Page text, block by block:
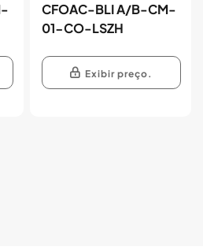
CFOAC-BLI A/B-CM-
01-CO-LSZH
Exibir preço.